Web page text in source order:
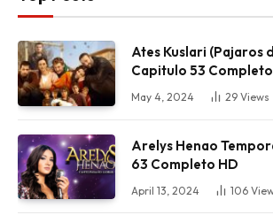
Ates Kuslari (Pajaros
Capitulo 53
May 4, 2024 29 Views
Arelys Henao
63 Completo HD
April 13, 2024 106